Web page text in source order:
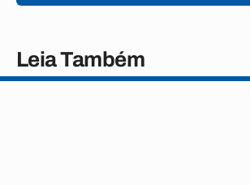
Leia Também